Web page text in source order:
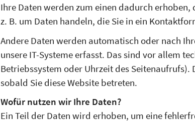
Ihre Daten werden zum einen dadurch
z. B. um Daten handeln, die Sie in ein
Andere Daten werden automatisch oder nach
unsere IT-Systeme erfasst. Das sind vor allem
Betriebssystem oder Uhrzeit des
sobald Sie diese Website betreten.
Wofür nutzen wir Ihre Daten?
Ein Teil der Daten wird erhoben, um eine